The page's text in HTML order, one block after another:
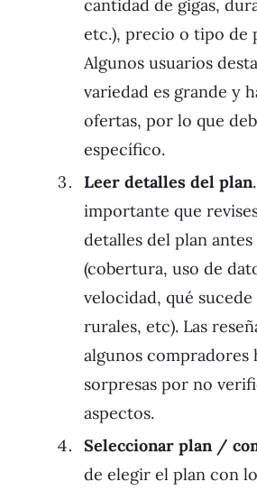
cantidad de gigas,
etc.), precio o tipo de
Algunos usuarios
variedad es grande y
ofertas, por lo que
específico.
Leer detalles del plan
importante que
detalles del plan
(cobertura, uso de
velocidad, qué sucede
rurales, etc). Las
algunos compradores
sorpresas por no
aspectos.
Seleccionar plan /
de elegir el plan con